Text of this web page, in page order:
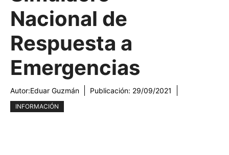
Nacional de
Respuesta a
Emergencias
Autor:Eduar Guzmán Publicación: 29/09/2021
INFORMACIÓN